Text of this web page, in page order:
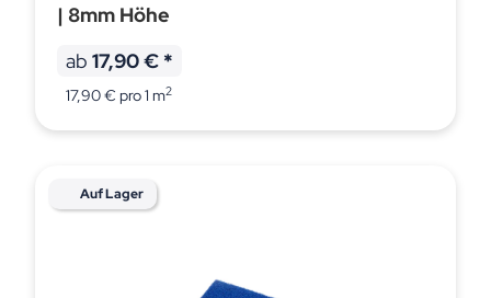
| 8mm Höhe
ab 17,90 € *
17,90 € pro 1 m2
Auf Lager